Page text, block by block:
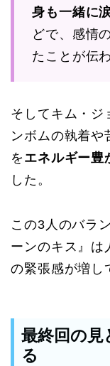
身も一緒に
どで、感情
たことが伝
そしてキム・ジ
ンボムの執着や
を エネルギー豊
した。
この3人のバラ
ーンのキス』は
の緊張感が増し
最終回の見
る